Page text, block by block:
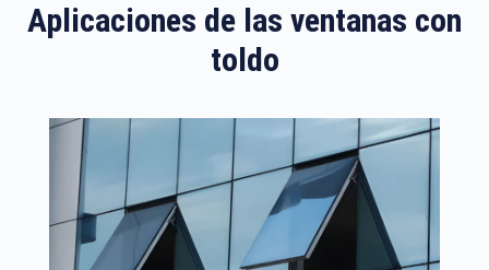
Aplicaciones de las ventanas con
toldo